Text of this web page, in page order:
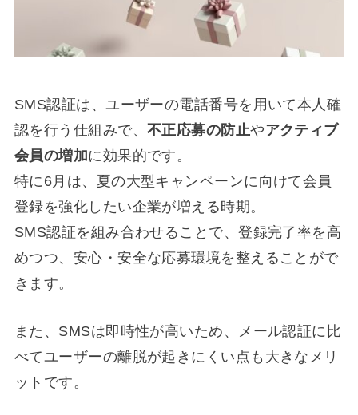
SMS認証は、ユーザーの電話番号を用いて本人確
認を行う仕組みで、 不正応募の防止やアクティブ
会員の増加に効果的です。
特に6月は、夏の大型キャンペーンに向けて会員
登録を強化したい企業が増える時期。
SMS認証を組み合わせることで、登録完了率を高
めつつ、安心・安全な応募環境を整えることがで
きます。
また、SMSは即時性が高いため、メール認証に比
べてユーザーの離脱が起きにくい点も大きなメリ
ットです。